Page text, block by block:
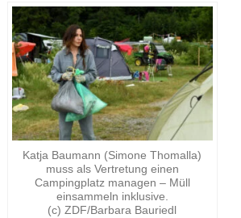
Katja Baumann (Simone Thomalla)
muss als Vertretung einen
Campingplatz managen – Müll
einsammeln inklusive.
(c) ZDF/Barbara Bauriedl